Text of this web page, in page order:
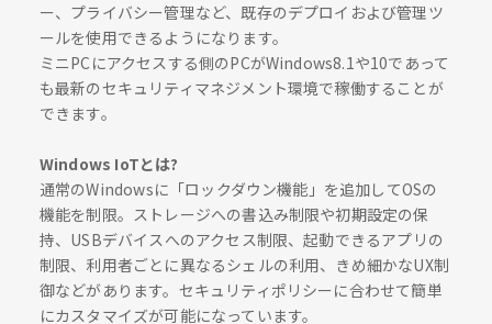
ー、プライバシー管理など、既存のデプロイおよび管理ツ
ールを使用できるようになります。
ミニPCにアクセスする側のPCがWindows8.1や10であって
も最新のセキュリティマネジメント環境で稼働することが
できます。
Windows IoTとは?
通常のWindowsに「ロックダウン機能」を追加してOSの
機能を制限。ストレージへの書込み制限や初期設定の保
持、USBデバイスへのアクセス制限、起動できるアプリの
制限、利用者ごとに異なるシェルの利用、きめ細かなUX制
御などがあります。セキュリティポリシーに合わせて簡単
にカスタマイズが可能になっています。